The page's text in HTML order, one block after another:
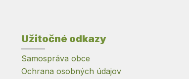
Užitočné odkazy
Samospráva obce
Ochrana osobných údajov